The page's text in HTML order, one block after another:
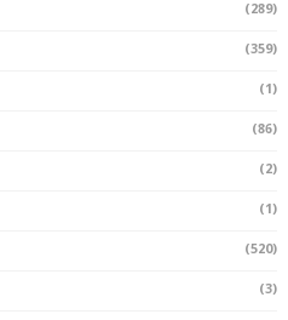
(289)
(359)
(1)
(86)
(2)
(1)
(520)
(3)